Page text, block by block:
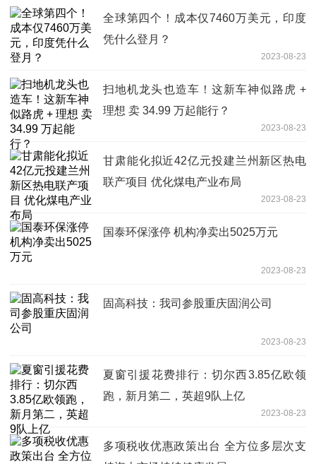
全球第四个！成本仅7460万美元，印度
凭什么登月？
2023-08-23
扫地机龙头也造车！这新车神似路虎 +
理想 卖 34.99 万起能行？
2023-08-23
甘肃能化拟近42亿元投建兰州新区热电
联产项目 优化煤电产业布局
2023-08-23
国泰环保涨停 机构净卖出5025万元
2023-08-23
固高科技：我司参股重庆固润公司
2023-08-23
夏窗引援花费排行：切尔西3.85亿欧领
跑，新月第二，英超9队上亿
2023-08-23
多项税收优惠政策出台 全方位多层次支